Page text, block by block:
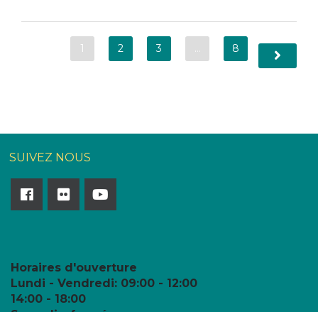
1 2 3 … 8
SUIVEZ NOUS
Horaires d'ouverture
Lundi - Vendredi: 09:00 - 12:00
14:00 - 18:00